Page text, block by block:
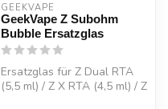
GEEKVAPE
GeekVape Z Subohm
Bubble Ersatzglas
Ersatzglas für Z Dual RTA
(5,5 ml) / Z X RTA (4,5 ml) / Z